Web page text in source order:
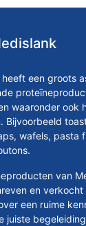
heeft een groots
waaronder ook
Bijvoorbeeld
wafels, pasta
van
en
een ruime
juiste